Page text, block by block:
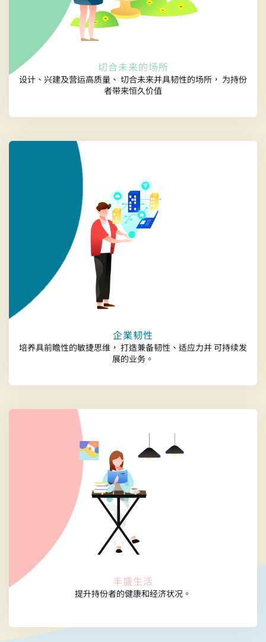
切合未来的场所
设计、兴建及营运高质量、 切合未来并具韧性的场所， 为持份
者带来恒久价值
企業韧性
培养具前瞻性的敏捷思维， 打造兼备韧性、适应力并 可持续发
展的业务。
丰盛生活
提升持份者的健康和经济状况。